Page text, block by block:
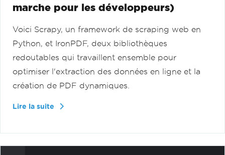
marche pour les développeurs)
Voici Scrapy, un framework de scraping web en
Python, et IronPDF, deux bibliothèques
redoutables qui travaillent ensemble pour
optimiser l'extraction des données en ligne et la
création de PDF dynamiques.
Lire la suite